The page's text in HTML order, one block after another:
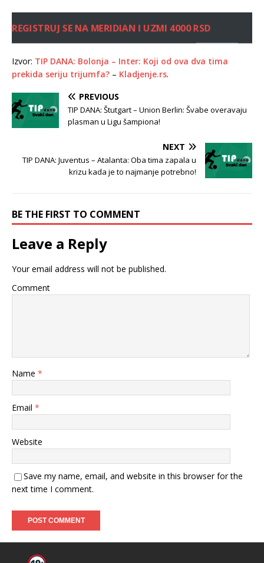
REGISTRUJ SE NA MERIDIAN I UZMI 4000 RSD
Izvor: TIP DANA: Bolonja – Inter: Koji od ova dva tima
prekida seriju trijumfa? – Kladjenje.rs.
PREVIOUS
TIP DANA: Štutgart – Union Berlin: Švabe overavaju
plasman u Ligu šampiona!
NEXT
TIP DANA: Juventus – Atalanta: Oba tima zapala u
krizu kada je to najmanje potrebno!
BE THE FIRST TO COMMENT
Leave a Reply
Your email address will not be published.
Comment
Name *
Email *
Website
Save my name, email, and website in this browser for the
next time I comment.